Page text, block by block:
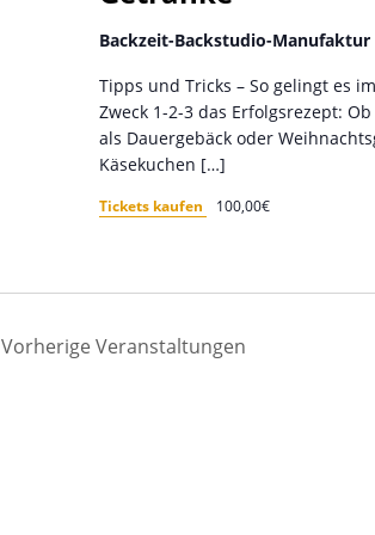
Backzeit-Backstudio-Manufaktur
Tipps und Tricks – So gelingt es
Zweck 1-2-3 das Erfolgsrezept:
als Dauergebäck oder
Käsekuchen […]
Tickets kaufen 100,00€
VorherigeVeranstaltungen